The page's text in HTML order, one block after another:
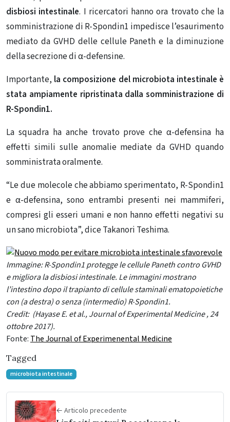
disbiosi intestinale. I ricercatori hanno ora trovato che la
somministrazione di R-Spondin1 impedisce l’esaurimento
mediato da GVHD delle cellule Paneth e la diminuzione
della secrezione di α-defensine.
Importante, la composizione del microbiota intestinale è
stata ampiamente ripristinata dalla somministrazione di
R-Spondin1.
La squadra ha anche trovato prove che α-defensina ha
effetti simili sulle anomalie mediate da GVHD quando
somministrata oralmente.
“Le due molecole che abbiamo sperimentato, R-Spondin1
e α-defensina, sono entrambi presenti nei mammiferi,
compresi gli esseri umani e non hanno effetti negativi su
un sano microbiota”, dice Takanori Teshima.
Immagine: R-Spondin1 protegge le cellule Paneth contro GVHD
e migliora la disbiosi intestinale. Le immagini mostrano
l’intestino dopo il trapianto di cellule staminali ematopoietiche
con (a destra) o senza (intermedio) R-Spondin1.
Credit: (Hayase E. et al., Journal of Experimental Medicine , 24
ottobre 2017).
Fonte: The Journal of Experimenental Medicine
Tagged
microbiota intestinale
← Articolo precedente